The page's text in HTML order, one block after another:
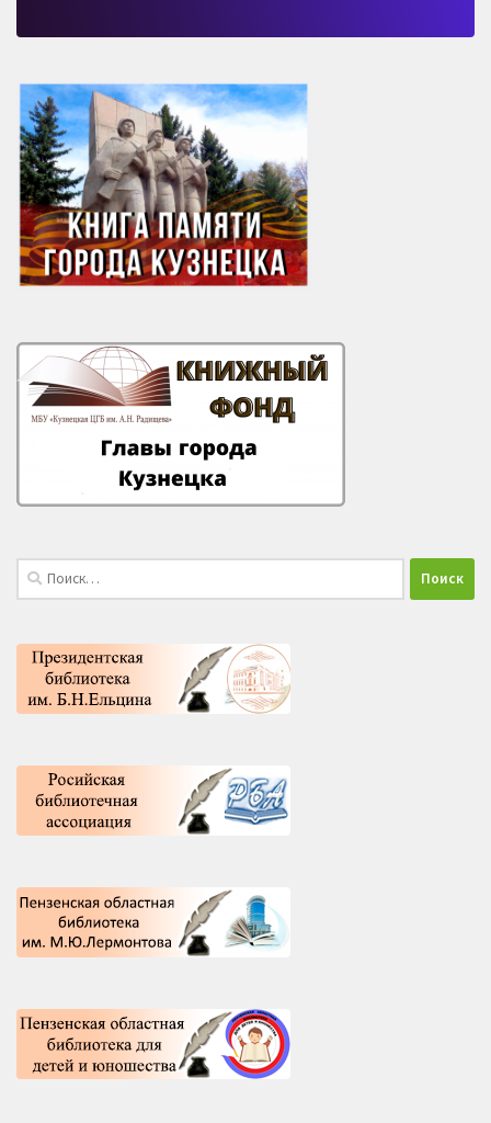
Найти: